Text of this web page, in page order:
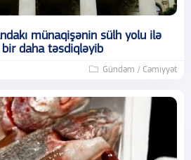
münaqişənin sülh yolu ilə
daha təsdiqləyib
Gündəm / Cəmiyyət